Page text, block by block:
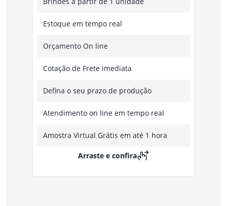
Estoque em tempo real
Orçamento On line
Cotação de Frete imediata
Defina o seu prazo de produção
Atendimento on line em tempo real
Amostra Virtual Grátis em até 1 hora
Arraste e confira